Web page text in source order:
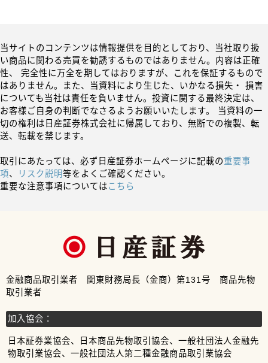
当サイトのコンテンツは情報提供を目的としており、当社取り扱
い商品に関わる売買を勧誘するものではありません。内容は正確
性、 完全性に万全を期してはおりますが、これを保証するもので
はありません。また、当資料により生じた、いかなる損失・ 損害
についても当社は責任を負いません。投資に関する最終決定は、
お客様ご自身の判断でなさるようお願いいたします。 当資料の一
切の権利は日産証券株式会社に帰属しており、無断での複製、転
送、転載を禁じます。
取引にあたっては、必ず日産証券ホームページに記載の重要事
項、 リスク説明等をよくご確認ください。
重要な注意事項についてはこちら
金融商品取引業者 関東財務局長（金商）第131号 商品先物
取引業者
加入協会：
日本証券業協会、日本商品先物取引協会、一般社団法人金融先
物取引業協会、一般社団法人第二種金融商品取引業協会